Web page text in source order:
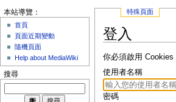
特殊頁面
登入
你必須啟用 Cookies
使用者名稱
密碼
本站導覽：
首頁
頁面近期變動
隨機頁面
Help about MediaWiki
搜尋